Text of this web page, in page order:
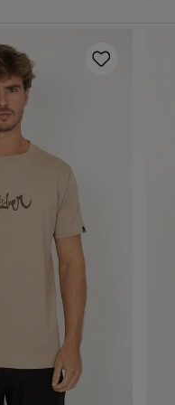
GG
carrinho